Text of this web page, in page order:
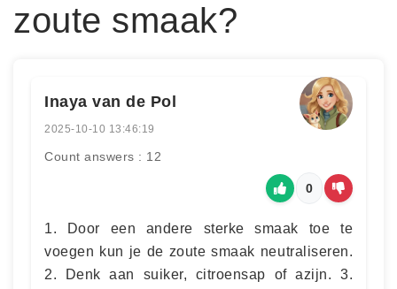
zoute smaak?
Inaya van de Pol
2025-10-10 13:46:19
Count answers : 12
0
1. Door een andere sterke smaak toe te
voegen kun je de zoute smaak neutraliseren.
2. Denk aan suiker, citroensap of azijn. 3.